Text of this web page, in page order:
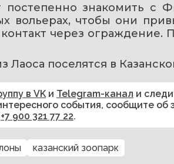
постепенно знакомить с
вольерах, чтобы они
через ограждение.
Лаоса поселятся в
в VK и Telegram-канал и
события, сообщите
+7 900 321 77 22.
казанский зоопарк